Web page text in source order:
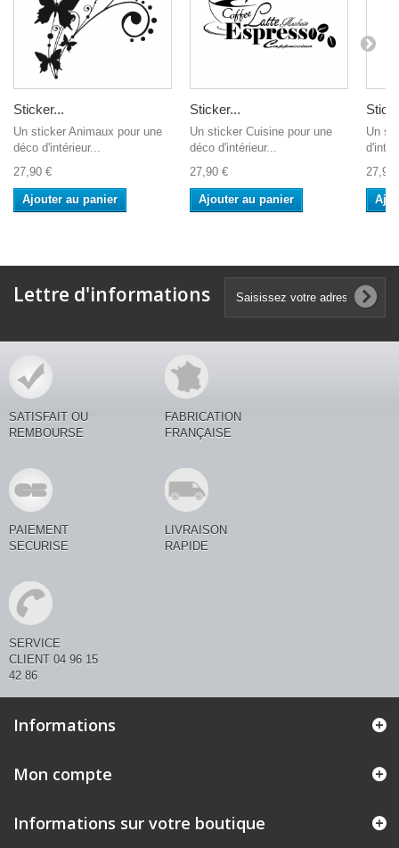
Sticker...
Un sticker Animaux pour une
déco d'intérieur...
27,90 €
Ajouter au panier
Sticker...
Un sticker Cuisine pour une
déco d'intérieur...
27,90 €
Ajouter au panier
Un
27,90
Lettre d'informations
SATISFAIT OU
REMBOURSE
FABRICATION
FRANÇAISE
PAIEMENT
SECURISE
LIVRAISON
RAPIDE
SERVICE
CLIENT 04 96 15
42 86
Informations
Mon compte
Informations sur votre boutique